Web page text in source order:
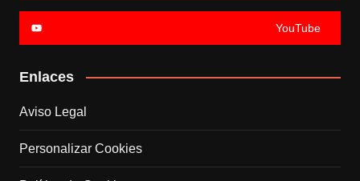
YouTube
Enlaces
Aviso Legal
Personalizar Cookies